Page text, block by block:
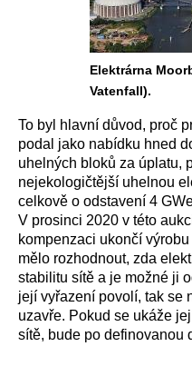
Elektrárna
Vatenfall).
To byl hlavní důvod, proč
podal jako nabídku hned
uhelných bloků za úplatu,
nejekologičtější uhelnou
celkově o odstavení 4
V prosinci 2020 v této
kompenzaci ukončí
mělo rozhodnout, zda
stabilitu sítě a je možné ji
její vyřazení povolí, tak se
uzavře. Pokud se ukáže
sítě, bude po definovanou